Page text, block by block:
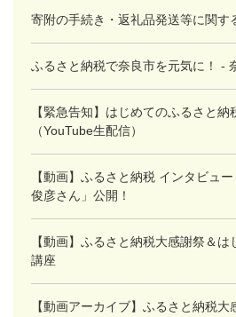
寄附の手続き・返礼品発送等に関す
ふるさと納税で奈良市を元気に！ -
【緊急告知】はじめてのふるさと
（YouTube生配信）
【動画】ふるさと納税 インタビュ
俊彦さん」公開！
【動画】ふるさと納税大感謝祭＆
講座
【動画アーカイブ】ふるさと納税